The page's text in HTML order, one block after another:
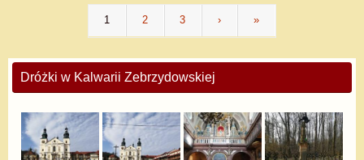
1 2 3 › »
Dróżki w Kalwarii Zebrzydowskiej